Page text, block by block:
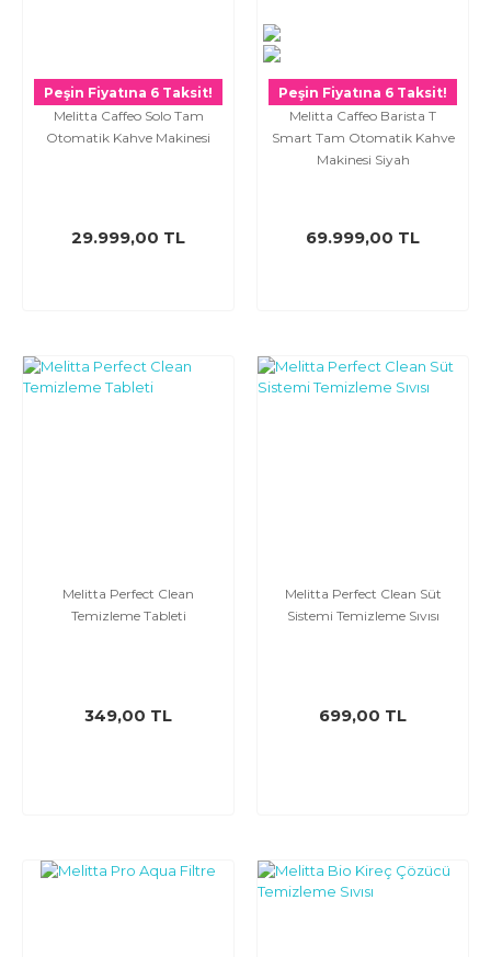
Peşin Fiyatına 6 Taksit!
Melitta Caffeo Solo Tam
Otomatik Kahve Makinesi
29.999,00 TL
Peşin Fiyatına 6 Taksit!
Melitta Caffeo Barista T
Smart Tam Otomatik Kahve
Makinesi Siyah
69.999,00 TL
Melitta Perfect Clean
Temizleme Tableti
349,00 TL
Melitta Perfect Clean Süt
Sistemi Temizleme Sıvısı
699,00 TL